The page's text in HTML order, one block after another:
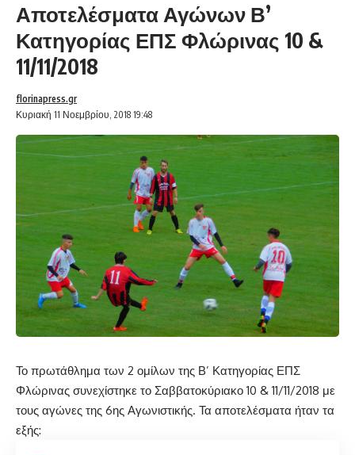
Αποτελέσματα Αγώνων Β’
Κατηγορίας ΕΠΣ Φλώρινας 10 &
11/11/2018
Κυριακή 11 Νοεμβρίου, 2018 19:48
florinapress.gr
Το πρωτάθλημα των 2 ομίλων της Β’ Κατηγορίας ΕΠΣ
Φλώρινας συνεχίστηκε το Σαββατοκύριακο 10 & 11/11/2018 με
τους αγώνες της 6ης Αγωνιστικής. Τα αποτελέσματα ήταν τα
εξής: